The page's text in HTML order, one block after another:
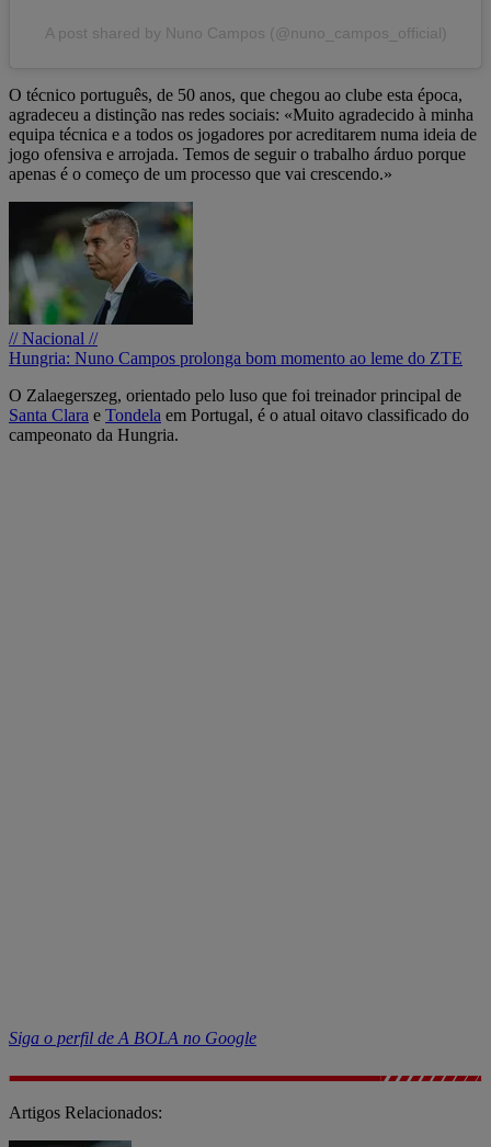
A post shared by Nuno Campos (@nuno_campos_official)
O técnico português, de 50 anos, que chegou ao clube esta época,
agradeceu a distinção nas redes sociais: «Muito agradecido à minha
equipa técnica e a todos os jogadores por acreditarem numa ideia de
jogo ofensiva e arrojada. Temos de seguir o trabalho árduo porque
apenas é o começo de um processo que vai crescendo.»
// Nacional //
Hungria: Nuno Campos prolonga bom momento ao leme do ZTE
O Zalaegerszeg, orientado pelo luso que foi treinador principal de
Santa Clara e Tondela em Portugal, é o atual oitavo classificado do
campeonato da Hungria.
Siga o perfil de A BOLA no Google
Artigos Relacionados: